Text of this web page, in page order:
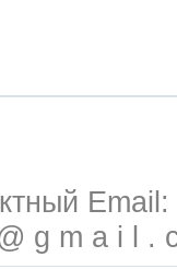
Email:
g m a i l .